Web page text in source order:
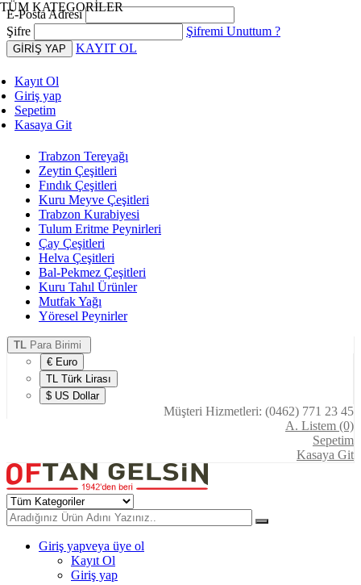
E-Posta Adresi
Şifre
Şifremi Unuttum ?
KAYIT OL
Kayıt Ol
Giriş yap
Sepetim
Kasaya Git
Trabzon Tereyağı
Zeytin Çeşitleri
Fındık Çeşitleri
Kuru Meyve Çeşitleri
Trabzon Kurabiyesi
Tulum Eritme Peynirleri
Çay Çeşitleri
Helva Çeşitleri
Bal-Pekmez Çeşitleri
Kuru Tahıl Ürünler
Mutfak Yağı
Yöresel Peynirler
TL Para Birimi
€ Euro
TL Türk Lirası
$ US Dollar
Müşteri Hizmetleri: (0462) 771 23 45
A. Listem (0)
Sepetim
Kasaya Git
Giriş yapveya üye ol
Kayıt Ol
Giriş yap
TÜM KATEGORİLER